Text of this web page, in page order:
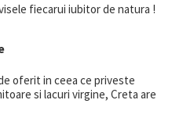
fiecarui iubitor de natura !
oferit in ceea ce priveste
si lacuri virgine, Creta are